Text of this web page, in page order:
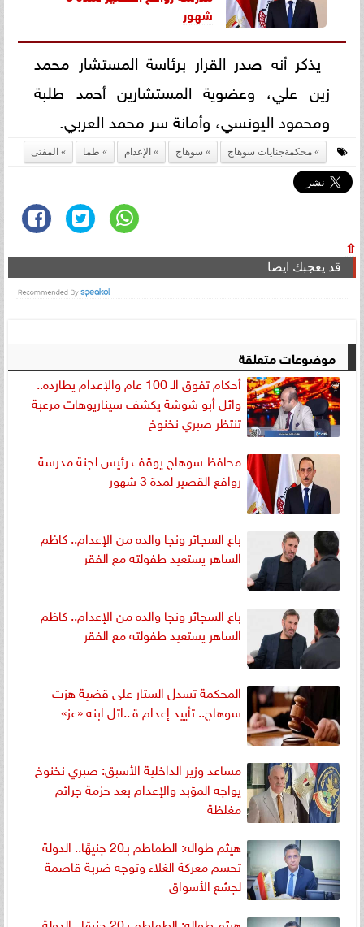
شهور
يذكر أنه صدر القرار برئاسة المستشار محمد
زين علي، وعضوية المستشارين أحمد طلبة
ومحمود اليونسي، وأمانة سر محمد العربي.
محكمةجنايات سوهاج سوهاج الإعدام طما المفتى
⇧
قد يعجبك ايضا
موضوعات متعلقة
أحكام تفوق الـ 100 عام والإعدام يطارده..
وائل أبو شوشة يكشف سيناريوهات مرعبة
تنتظر صبري نخنوخ
محافظ سوهاج يوقف رئيس لجنة مدرسة
روافع القصير لمدة 3 شهور
باع السجائر ونجا والده من الإعدام.. كاظم
الساهر يستعيد طفولته مع الفقر
باع السجائر ونجا والده من الإعدام.. كاظم
الساهر يستعيد طفولته مع الفقر
المحكمة تسدل الستار على قضية هزت
سوهاج.. تأييد إعدام قـ..اتل ابنه «عز»
مساعد وزير الداخلية الأسبق: صبري نخنوخ
يواجه المؤبد والإعدام بعد حزمة جرائم
مغلظة
هيثم طواله: الطماطم بـ20 جنيهًا.. الدولة
تحسم معركة الغلاء وتوجه ضربة قاصمة
لجشع الأسواق